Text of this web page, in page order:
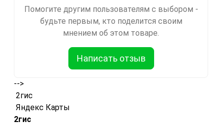
Помогите другим пользователям с выбором -
будьте первым, кто поделится своим
мнением об этом товаре.
Написать отзыв
-->
2гис
Яндекс Карты
2гис